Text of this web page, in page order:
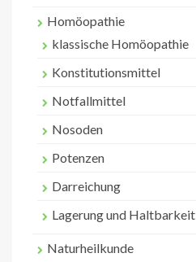
Homöopathie
klassische Homöopathie
Konstitutionsmittel
Notfallmittel
Nosoden
Potenzen
Darreichung
Lagerung und Haltbarkeit
Naturheilkunde